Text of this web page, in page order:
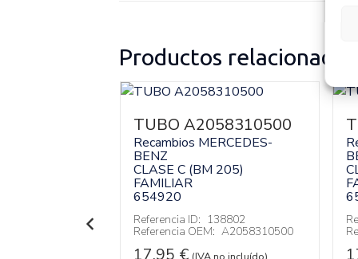
Productos relacionados
TUBO A2058310500
Recambios MERCEDES-
BENZ
CLASE C (BM 205)
FAMILIAR
654920
Referencia ID: 138802
Referencia OEM: A2058310500
17,95 €